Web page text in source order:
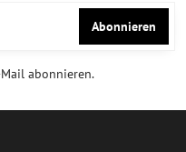
Abonnieren
abonnieren.